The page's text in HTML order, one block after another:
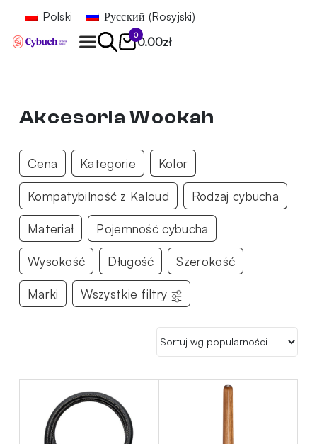
Polski Русский (Rosyjski)
0
0.00zł
Akcesoria Wookah
Cena Kategorie Kolor
Kompatybilność z Kaloud Rodzaj cybucha
Materiał Pojemność cybucha
Wysokość Długość Szerokość
Marki Wszystkie filtry